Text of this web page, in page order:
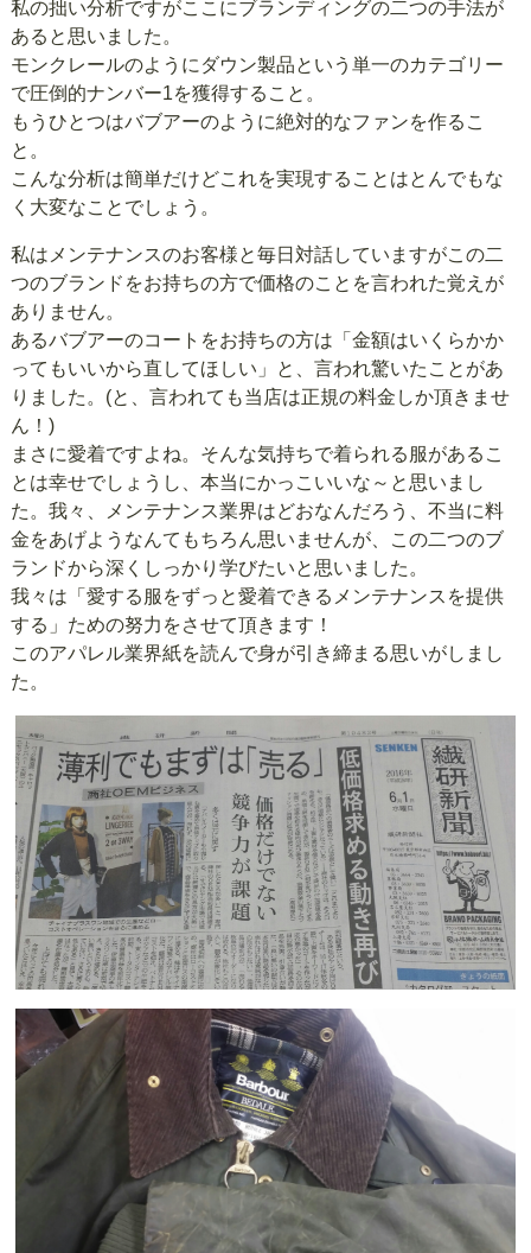
私の拙い分析ですがここにブランディングの二つの手法が
あると思いました。
モンクレールのようにダウン製品という単一のカテゴリー
で圧倒的ナンバー1を獲得すること。
もうひとつはバブアーのように絶対的なファンを作るこ
と。
こんな分析は簡単だけどこれを実現することはとんでもな
く大変なことでしょう。
私はメンテナンスのお客様と毎日対話していますがこの二
つのブランドをお持ちの方で価格のことを言われた覚えが
ありません。
あるバブアーのコートをお持ちの方は「金額はいくらかか
ってもいいから直してほしい」と、言われ驚いたことがあ
りました。(と、言われても当店は正規の料金しか頂きませ
ん！)
まさに愛着ですよね。そんな気持ちで着られる服があるこ
とは幸せでしょうし、本当にかっこいいな～と思いまし
た。我々、メンテナンス業界はどおなんだろう、不当に料
金をあげようなんてもちろん思いませんが、この二つのブ
ランドから深くしっかり学びたいと思いました。
我々は「愛する服をずっと愛着できるメンテナンスを提供
する」ための努力をさせて頂きます！
このアパレル業界紙を読んで身が引き締まる思いがしまし
た。